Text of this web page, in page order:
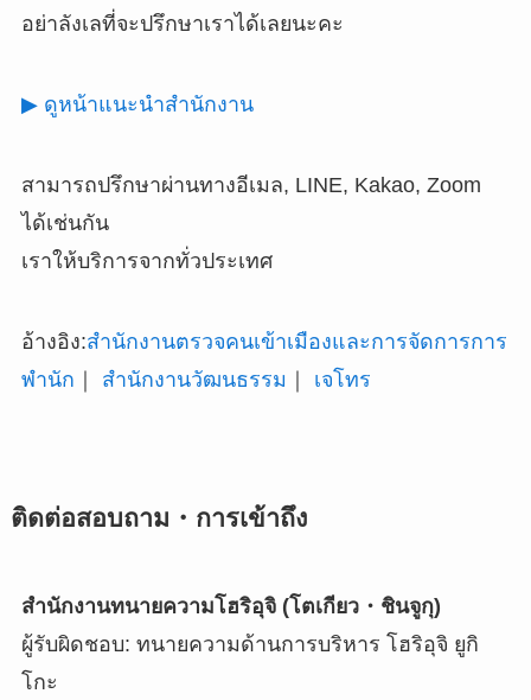
อย่าลังเลที่จะปรึกษาเราได้เลยนะคะ
▶ ดูหน้าแนะนำสำนักงาน
สามารถปรึกษาผ่านทางอีเมล, LINE, Kakao, Zoom
ได้เช่นกัน
เราให้บริการจากทั่วประเทศ
อ้างอิง:สำนักงานตรวจคนเข้าเมืองและการจัดการการ
พำนัก ｜ สำนักงานวัฒนธรรม ｜ เจโทร
ติดต่อสอบถาม・การเข้าถึง
สำนักงานทนายความโฮริอุจิ (โตเกียว・ชินจูกุ)
ผู้รับผิดชอบ: ทนายความด้านการบริหาร โฮริอุจิ ยูกิ
โกะ